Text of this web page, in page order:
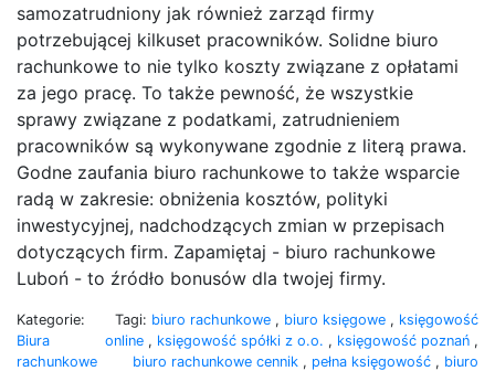
samozatrudniony jak również zarząd firmy
potrzebującej kilkuset pracowników. Solidne biuro
rachunkowe to nie tylko koszty związane z opłatami
za jego pracę. To także pewność, że wszystkie
sprawy związane z podatkami, zatrudnieniem
pracowników są wykonywane zgodnie z literą prawa.
Godne zaufania biuro rachunkowe to także wsparcie
radą w zakresie: obniżenia kosztów, polityki
inwestycyjnej, nadchodzących zmian w przepisach
dotyczących firm. Zapamiętaj - biuro rachunkowe
Luboń - to źródło bonusów dla twojej firmy.
Kategorie:
Biura
rachunkowe
Tagi: biuro rachunkowe , biuro księgowe , księgowość
online , księgowość spółki z o.o. , księgowość poznań ,
biuro rachunkowe cennik , pełna księgowość , biuro